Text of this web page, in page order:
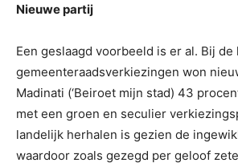
Nieuwe partij
Een geslaagd voorbeeld is er al. Bij de
gemeenteraadsverkiezingen won
Madinati (‘Beiroet mijn stad) 43
met een groen en seculier
landelijk herhalen is gezien de
waardoor zoals gezegd per geloof